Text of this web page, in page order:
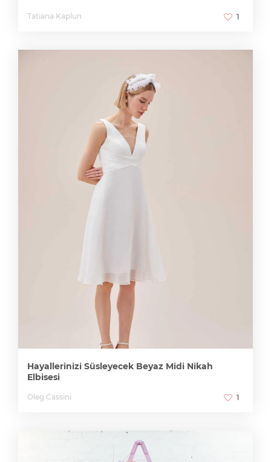
Tatiana Kaplun 1
Hayallerinizi Süsleyecek Beyaz Midi Nikah
Elbisesi
Oleg Cassini 1